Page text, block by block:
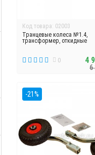
Код товара: 02003
Транцевые колеса №1.4,
трансформер, откидные
0
6
4
-21%